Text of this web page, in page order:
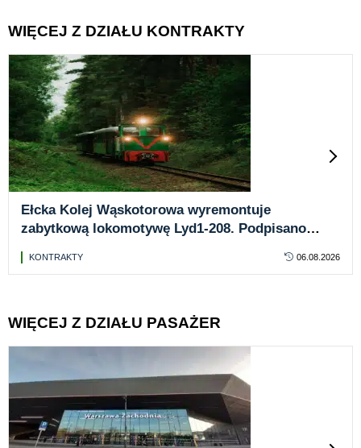
WIĘCEJ Z DZIAŁU KONTRAKTY
Ełcka Kolej Wąskotorowa wyremontuje
zabytkową lokomotywę Lyd1-208. Podpisano
KONTRAKTY 06.08.2026
WIĘCEJ Z DZIAŁU PASAŻER